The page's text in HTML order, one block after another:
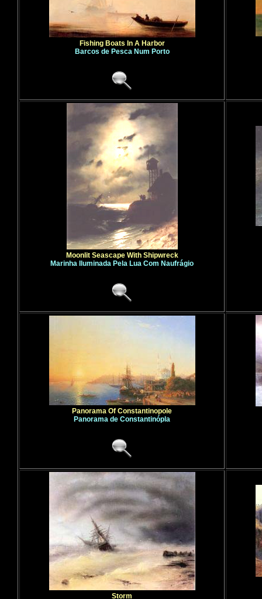
Fishing Boats In A Harbor
Barcos de Pesca Num Porto
Moonlit Seascape With Shipwreck
Marinha Iluminada Pela Lua Com Naufrágio
Panorama Of Constantinopole
Panorama de Constantinópla
Storm